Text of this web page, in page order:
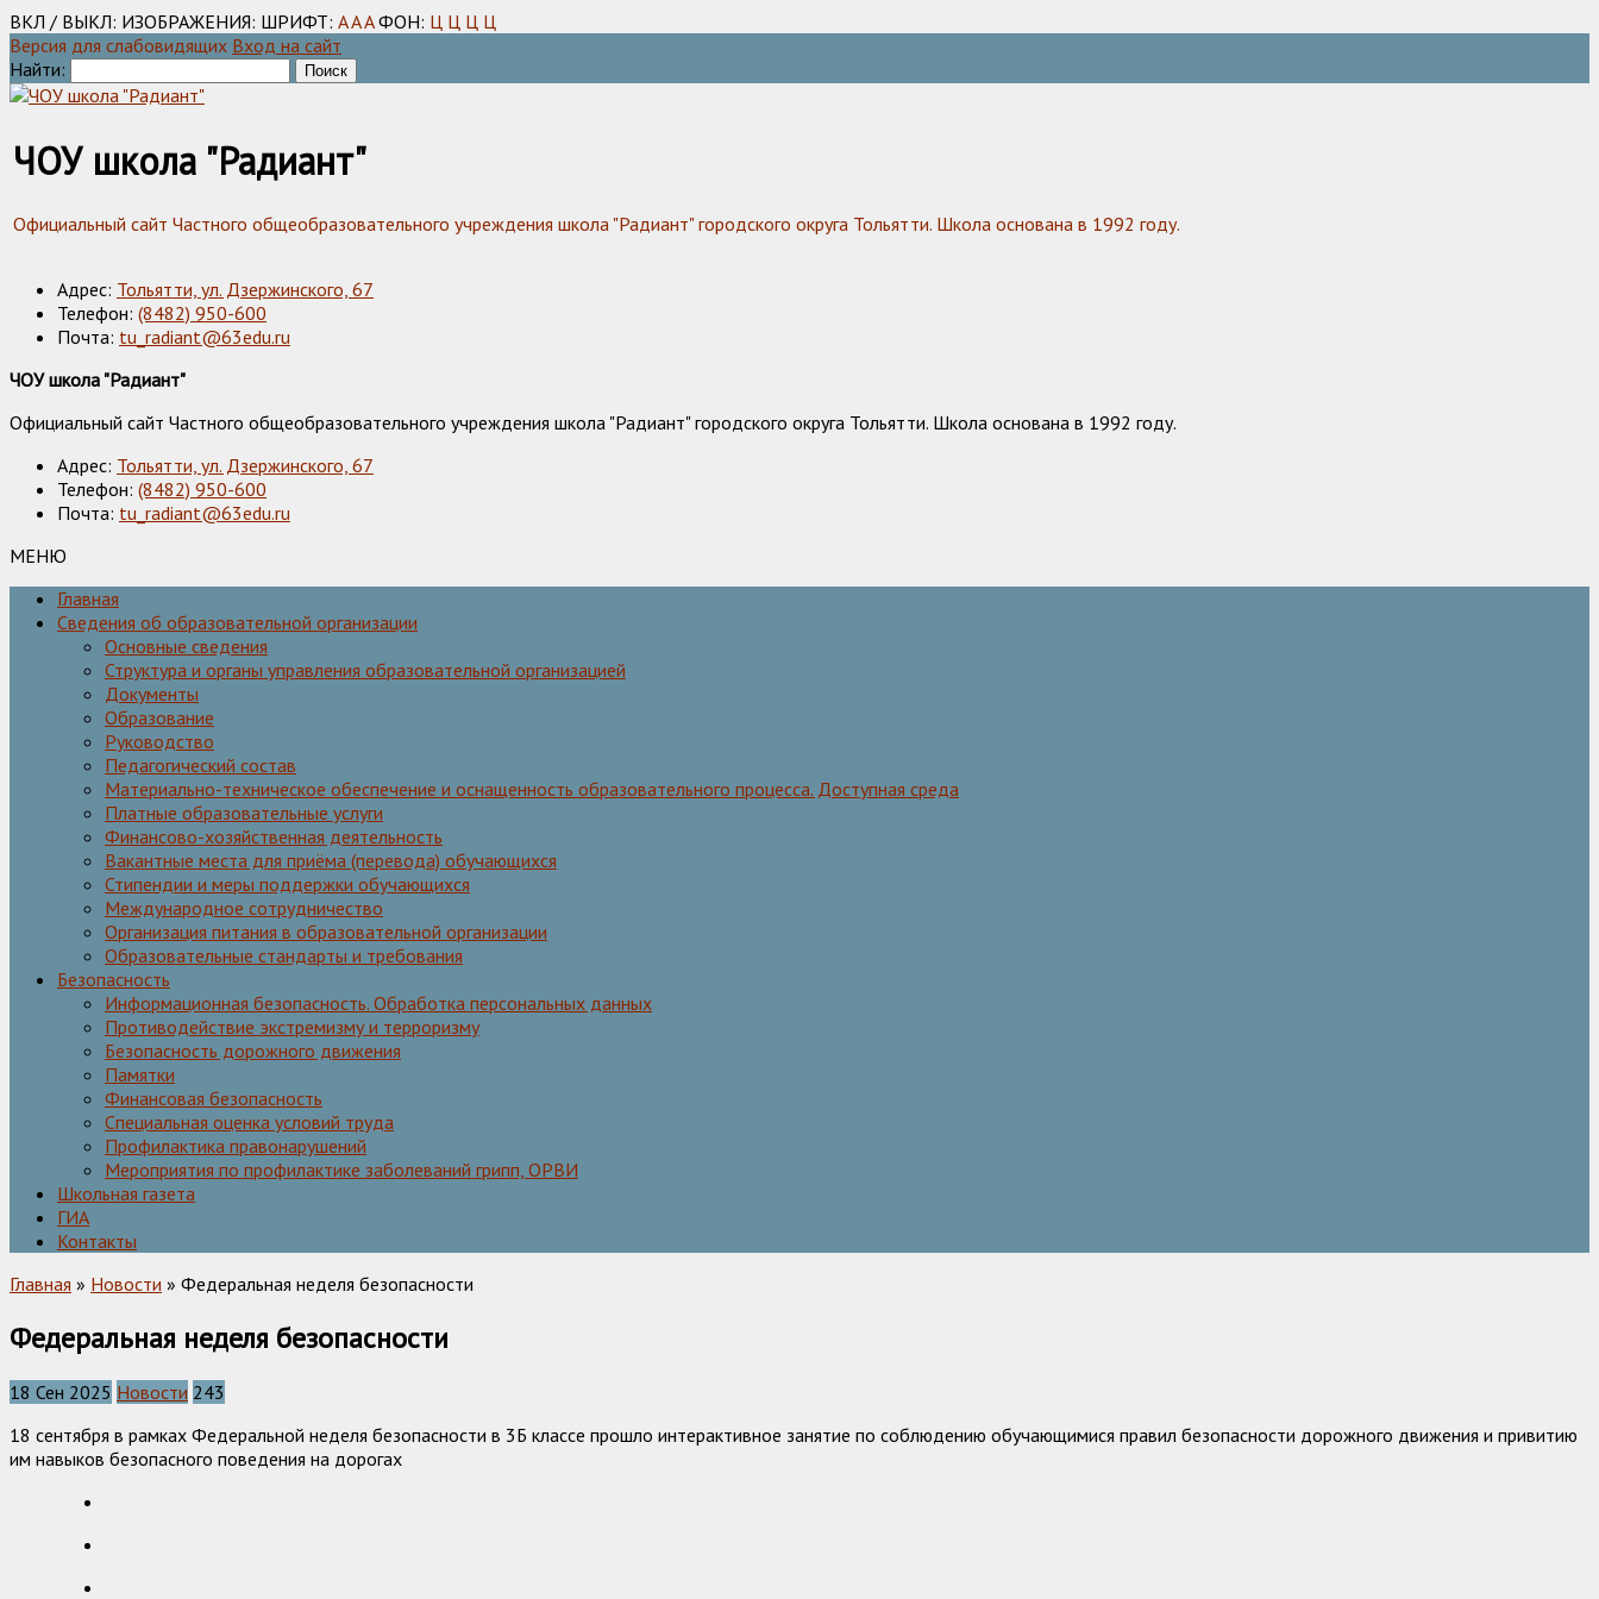
ВКЛ / ВЫКЛ: ИЗОБРАЖЕНИЯ: ШРИФТ: AAA ФОН: Ц Ц Ц Ц
Версия для слабовидящих Вход на сайт
Найти:
ЧОУ школа "Радиант"
Официальный сайт Частного общеобразовательного учреждения школа "Радиант" городского округа Тольятти. Школа основана в 1992 году.
Адрес: Тольятти, ул. Дзержинского, 67
Телефон: (8482) 950-600
Почта: tu_radiant@63edu.ru
ЧОУ школа "Радиант"
Официальный сайт Частного общеобразовательного учреждения школа "Радиант" городского округа Тольятти. Школа основана в 1992 году.
Адрес: Тольятти, ул. Дзержинского, 67
Телефон: (8482) 950-600
Почта: tu_radiant@63edu.ru
МЕНЮ
Главная
Сведения об образовательной организации
Основные сведения
Структура и органы управления образовательной организацией
Документы
Образование
Руководство
Педагогический состав
Материально-техническое обеспечение и оснащенность образовательного процесса. Доступная среда
Платные образовательные услуги
Финансово-хозяйственная деятельность
Вакантные места для приёма (перевода) обучающихся
Стипендии и меры поддержки обучающихся
Международное сотрудничество
Организация питания в образовательной организации
Образовательные стандарты и требования
Безопасность
Информационная безопасность. Обработка персональных данных
Противодействие экстремизму и терроризму
Безопасность дорожного движения
Памятки
Финансовая безопасность
Специальная оценка условий труда
Профилактика правонарушений
Мероприятия по профилактике заболеваний грипп, ОРВИ
Школьная газета
ГИА
Контакты
Главная » Новости » Федеральная неделя безопасности
Федеральная неделя безопасности
18 Сен 2025 Новости 243
18 сентября в рамках Федеральной неделя безопасности в 3Б классе прошло интерактивное занятие по соблюдению обучающимися правил безопасности дорожного движения и привитию
им навыков безопасного поведения на дорогах